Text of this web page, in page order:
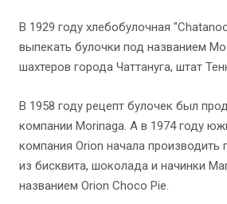
В 1929 году хлебобулочная
выпекать булочки под названием
шахтеров города Чаттануга, штат
В 1958 году рецепт булочек был
компании Morinaga. А в 1974 году
компания Orion начала производить
из бисквита, шоколада и начинки
названием Orion Choco Pie.